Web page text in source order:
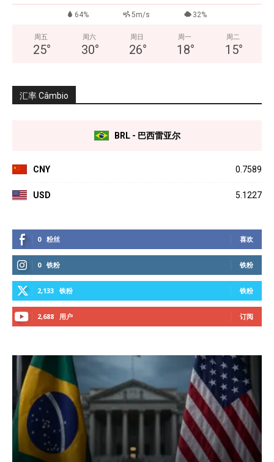
64% 5m/s 32%
周五
25°
周六
30°
周日
26°
周一
18°
周二
15°
汇率 Câmbio
BRL - 巴西雷亚尔
CNY 0.7589
USD 5.1227
0 粉丝 喜欢
0 铁粉 铁粉
2,133 铁粉 铁粉
2,688 用户 订阅